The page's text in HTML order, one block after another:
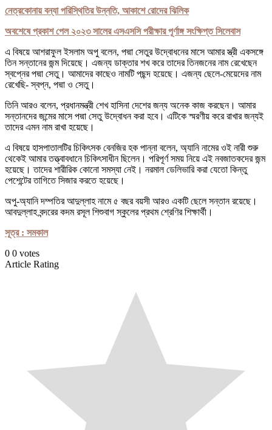
নেত্রকোনায় বন্যা পরিস্থিতির উন্নতি, আকাশে রোদের ঝিলিক
অবশেষে প্রকাশ পেল ২০২৩ সালের এসএসসি পরীক্ষার পূর্ণাঙ্গ সংক্ষিপ্ত সিলেবাস
এ বিষয়ে আশরাফুল ইসলাম অপু বলেন, পদ্মা সেতুর উদ্বোধনের মাসে আমার স্ত্রী একসঙ্গে
তিন সন্তানের জন্ম দিয়েছে। এজন্য ডাক্তার শখ করে তাদের তিনজনের নাম রেখেছেন
স্বপ্নের পদ্মা সেতু। আমাদের কাছেও নামটি পছন্দ হয়েছে। এজন্য ছেলে-মেয়েদের নাম
রেখেছি- স্বপ্ন, পদ্মা ও সেতু।
তিনি আরও বলেন, প্রধানমন্ত্রী শেখ হাসিনা দেশের জন্য অনেক কাজ করছেন। আমার
সন্তানদের জন্মের মাসে পদ্মা সেতু উদ্বোধন করা হবে। এটিকে স্মরণীয় করে রাখার জন্যই
তাদের এমন নাম রাখা হয়েছে।
এ বিষয়ে হাসপাতালটির চিকিৎসক বেনজির হক পান্না বলেন, অ্যানি নামের ওই নারী শুরু
থেকেই আমার তত্ত্বাবধানে চিকিৎসাধীন ছিলেন। পরিপূর্ণ সময় নিয়ে এই নবজাতকদের জন্ম
হয়েছে। তাদের শারীরিক কোনো সমস্যা নেই। নরমাল ডেলিভারি করা যেতো কিন্তু
পেশেন্টের তাগিতে সিজার করতে হয়েছে।
অপু-অ্যানি দম্পতির আদুল্লাহ নামে ৫ বছর বয়সী আরও একটি ছেলে সন্তান রয়েছে।
আবদুল্লাহ বন্দরের কদম রসূল শিশুবাগ স্কুলের প্রথম শ্রেণির শিক্ষার্থী।
সূত্র : সমকাল
0 0 votes
Article Rating